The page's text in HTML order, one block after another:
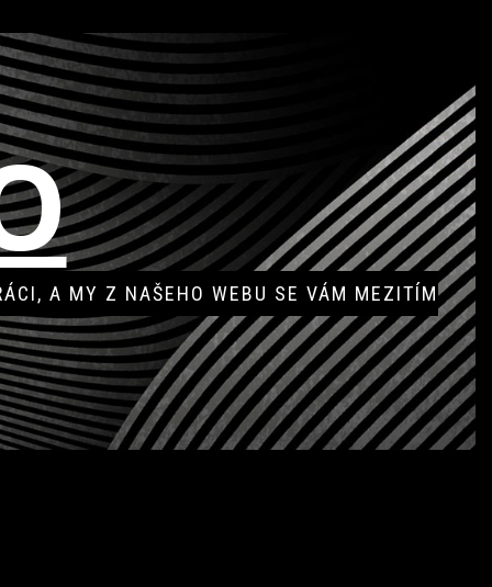
A MY Z NAŠEHO WEBU SE VÁM MEZITÍM